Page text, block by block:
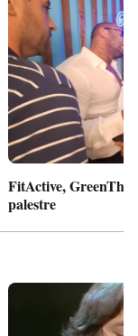
FitActive,
palestre